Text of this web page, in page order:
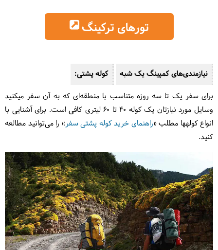
تورهای ترکینگ
نیازمندی‌های کمپینگ یک شبه
کوله پشتی:
برای سفر یک تا سه روزه متناسب با منطقه‌ای که به آن سفر می‎کنید
وسایل مورد نیازتان یک کوله ۴۰ تا ۶۰ لیتری کافی است. برای آشنایی با
انواع کوله‎ها مطلب «
راهنمای خرید کوله پشتی سفر» را می‌توانید مطالعه
کنید.